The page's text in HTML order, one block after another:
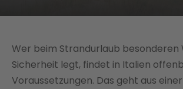
Wer beim Strandurlaub besonderen
Sicherheit legt, findet in Italien
Voraussetzungen. Das geht aus